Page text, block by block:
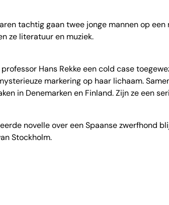
tachtig gaan twee jonge mannen op
ze literatuur en muziek.
Hans Rekke een cold case
markering op haar lichaam.
in Denemarken en Finland. Zijn ze een
novelle over een Spaanse zwerfhond
Stockholm.